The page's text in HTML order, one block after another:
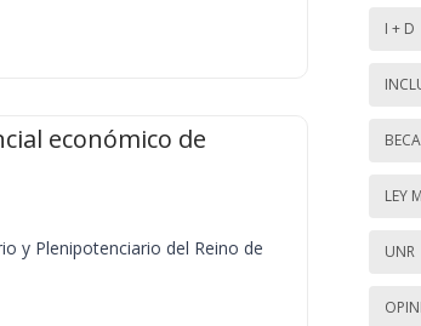
económico de
y Plenipotenciario del Reino de
I + D
LEY
UNR